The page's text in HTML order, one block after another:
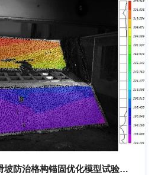
坡防治格构锚固优化模型试验中